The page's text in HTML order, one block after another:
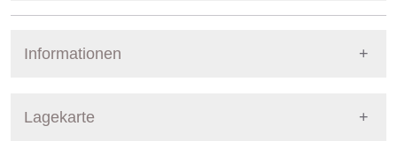
Informationen
Lagekarte